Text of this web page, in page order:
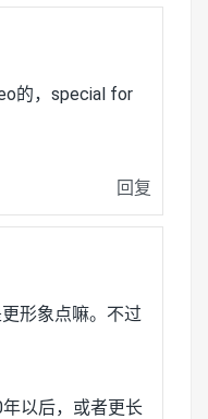
的，special for
回复
形象点嘛。不过
以后，或者更长